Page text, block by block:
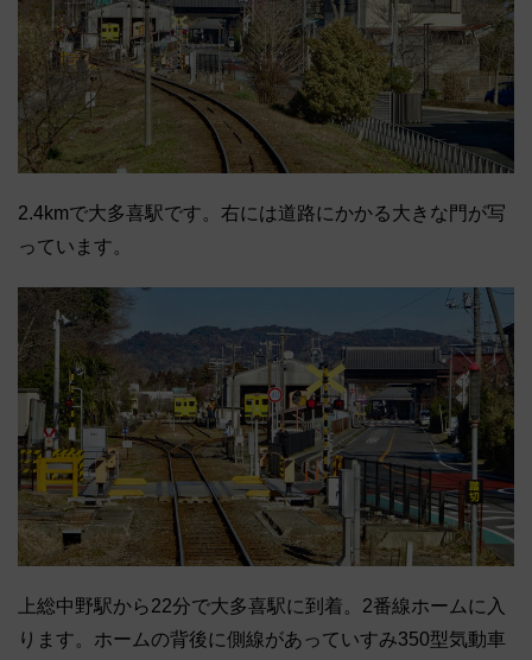
2.4kmで大多喜駅です。右には道路にかかる大きな門が写
っています。
上総中野駅から22分で大多喜駅に到着。2番線ホームに入
ります。ホームの背後に側線があっていすみ350型気動車